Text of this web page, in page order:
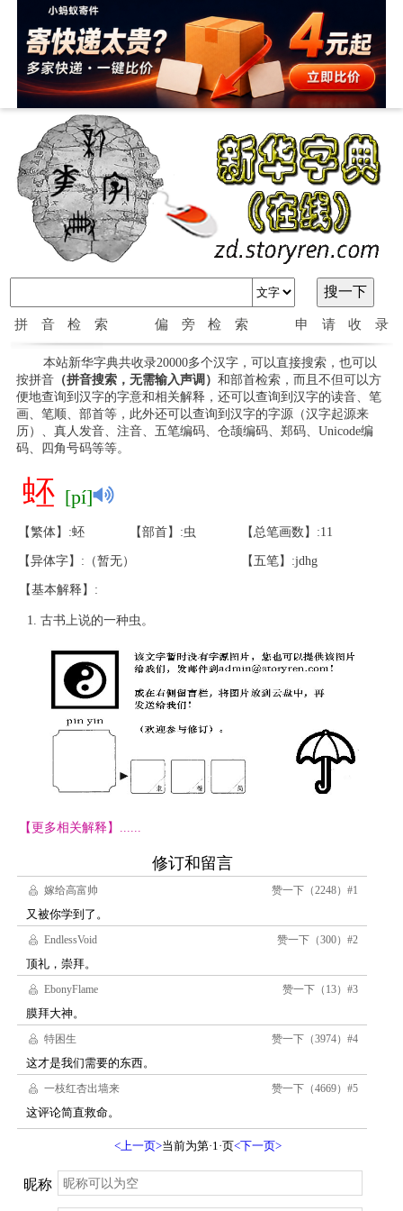
拼音检索 偏旁检索 申请收录
本站新华字典共收录20000多个汉字，可以直接搜索，也可以
按拼音（拼音搜索，无需输入声调） 和部首检索，而且不但可以方
便地查询到汉字的字意和相关解释，还可以查询到汉字的读音、笔
画、笔顺、部首等，此外还可以查询到汉字的字源（汉字起源来
历）、真人发音、注音、五笔编码、仓颉编码、郑码、Unicode编
码、四角号码等等。
蚽 [pí]
【繁体】:蚽 【部首】:虫 【总笔画数】:11
【异体字】:（暂无） 【五笔】:jdhg
【基本解释】:
古书上说的一种虫。
【更多相关解释】......